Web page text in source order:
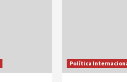
Política